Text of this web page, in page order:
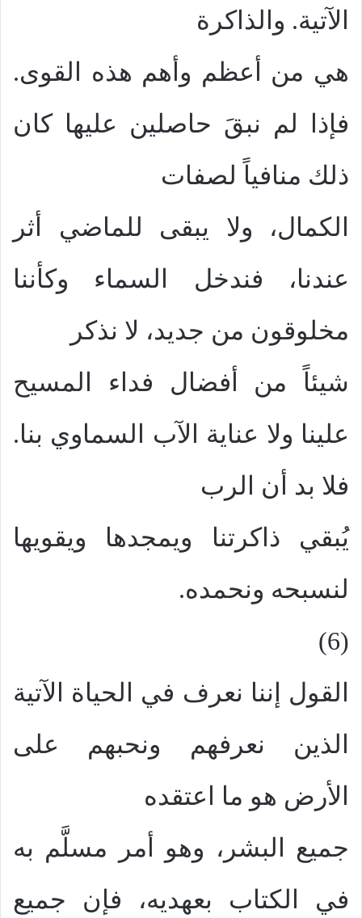
الآتية. والذاكرة
هي من أعظم وأهم هذه القوى.
فإذا لم نبقَ حاصلين عليها كان
ذلك منافياً لصفات
الكمال، ولا يبقى للماضي أثر
عندنا، فندخل السماء وكأننا
مخلوقون من جديد، لا نذكر
شيئاً من أفضال فداء المسيح
علينا ولا عناية الآب السماوي بنا.
فلا بد أن الرب
يُبقي ذاكرتنا ويمجدها ويقويها
لنسبحه ونحمده.
(6)
القول إننا نعرف في الحياة الآتية
الذين نعرفهم ونحبهم على
الأرض هو ما اعتقده
جميع البشر، وهو أمر مسلَّم به
في الكتاب بعهديه، فإن جميع